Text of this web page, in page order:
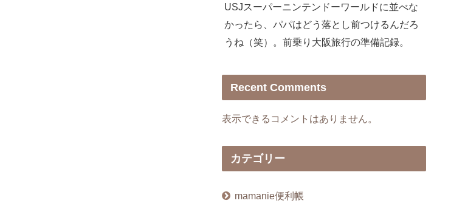
USJスーパーニンテンドーワールドに並べな
かったら、パパはどう落とし前つけるんだろ
うね（笑）。前乗り大阪旅行の準備記録。
Recent Comments
表示できるコメントはありません。
カテゴリー
mamanie便利帳